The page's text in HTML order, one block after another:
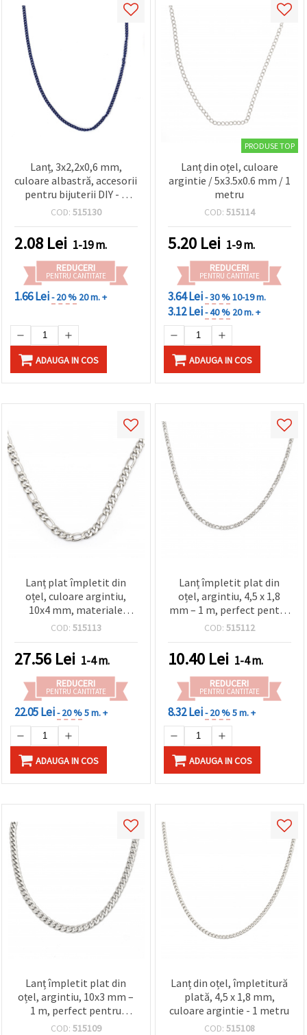
Lanț, 3x2,2x0,6 mm,
culoare albastră, accesorii
pentru bijuterii DIY - 1
metru
COD: 515130
2.08 Lei 1-19 m.
REDUCERI
PENTRU CANTITATE
1.66 Lei- 20 % 20 m. +
ADAUGA IN COS
PRODUSE TOP
Lanț din oțel, culoare
argintie / 5x3.5x0.6 mm / 1
metru
COD: 515114
5.20 Lei 1-9 m.
REDUCERI
PENTRU CANTITATE
3.64 Lei- 30 %10-19 m.
3.12 Lei- 40 % 20 m. +
ADAUGA IN COS
Lanț plat împletit din
oțel, culoare argintiu,
10x4 mm, materiale
pentru confecționat
COD: 515113
27.56 Lei 1-4 m.
REDUCERI
PENTRU CANTITATE
22.05 Lei- 20 %5 m. +
ADAUGA IN COS
Lanț împletit plat din
oțel, argintiu, 4,5 x 1,8
mm – 1 m, perfect pentru
bijuterii la modă și
COD: 515112
10.40 Lei 1-4 m.
REDUCERI
PENTRU CANTITATE
8.32 Lei- 20 %5 m. +
ADAUGA IN COS
Lanț împletit plat din
oțel, argintiu, 10x3 mm –
1 m, perfect pentru
bijuterii la modă și
COD: 515109
Lanț din oțel, împletitură
plată, 4,5 x 1,8 mm,
culoare argintie - 1 metru
COD: 515108